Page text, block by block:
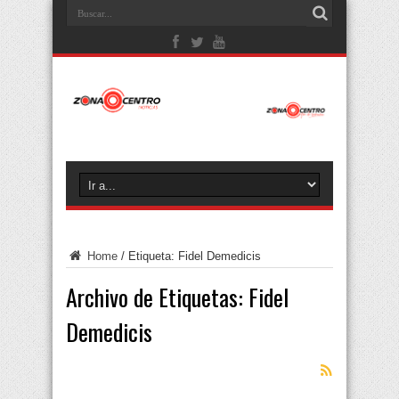
Home / Etiqueta: Fidel Demedicis
Archivo de Etiquetas: Fidel
Demedicis